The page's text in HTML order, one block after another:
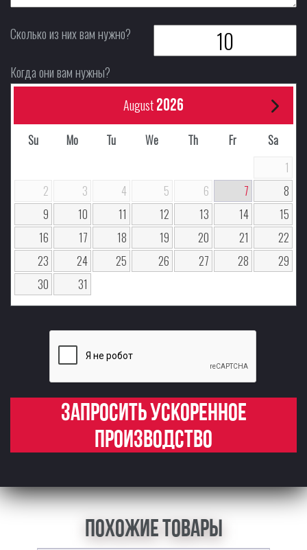
Сколько из них вам нужно?
Когда они вам нужны?
August2026
Su Mo Tu We Th Fr
Sa
1
2
3 4 5 6 7
8
9
10 11 12 13 14
15
16
17 18 19 20 21
22
23
24 25 26 27 28
29
30
31
Запросить ускоренное
производство
Похожие товары